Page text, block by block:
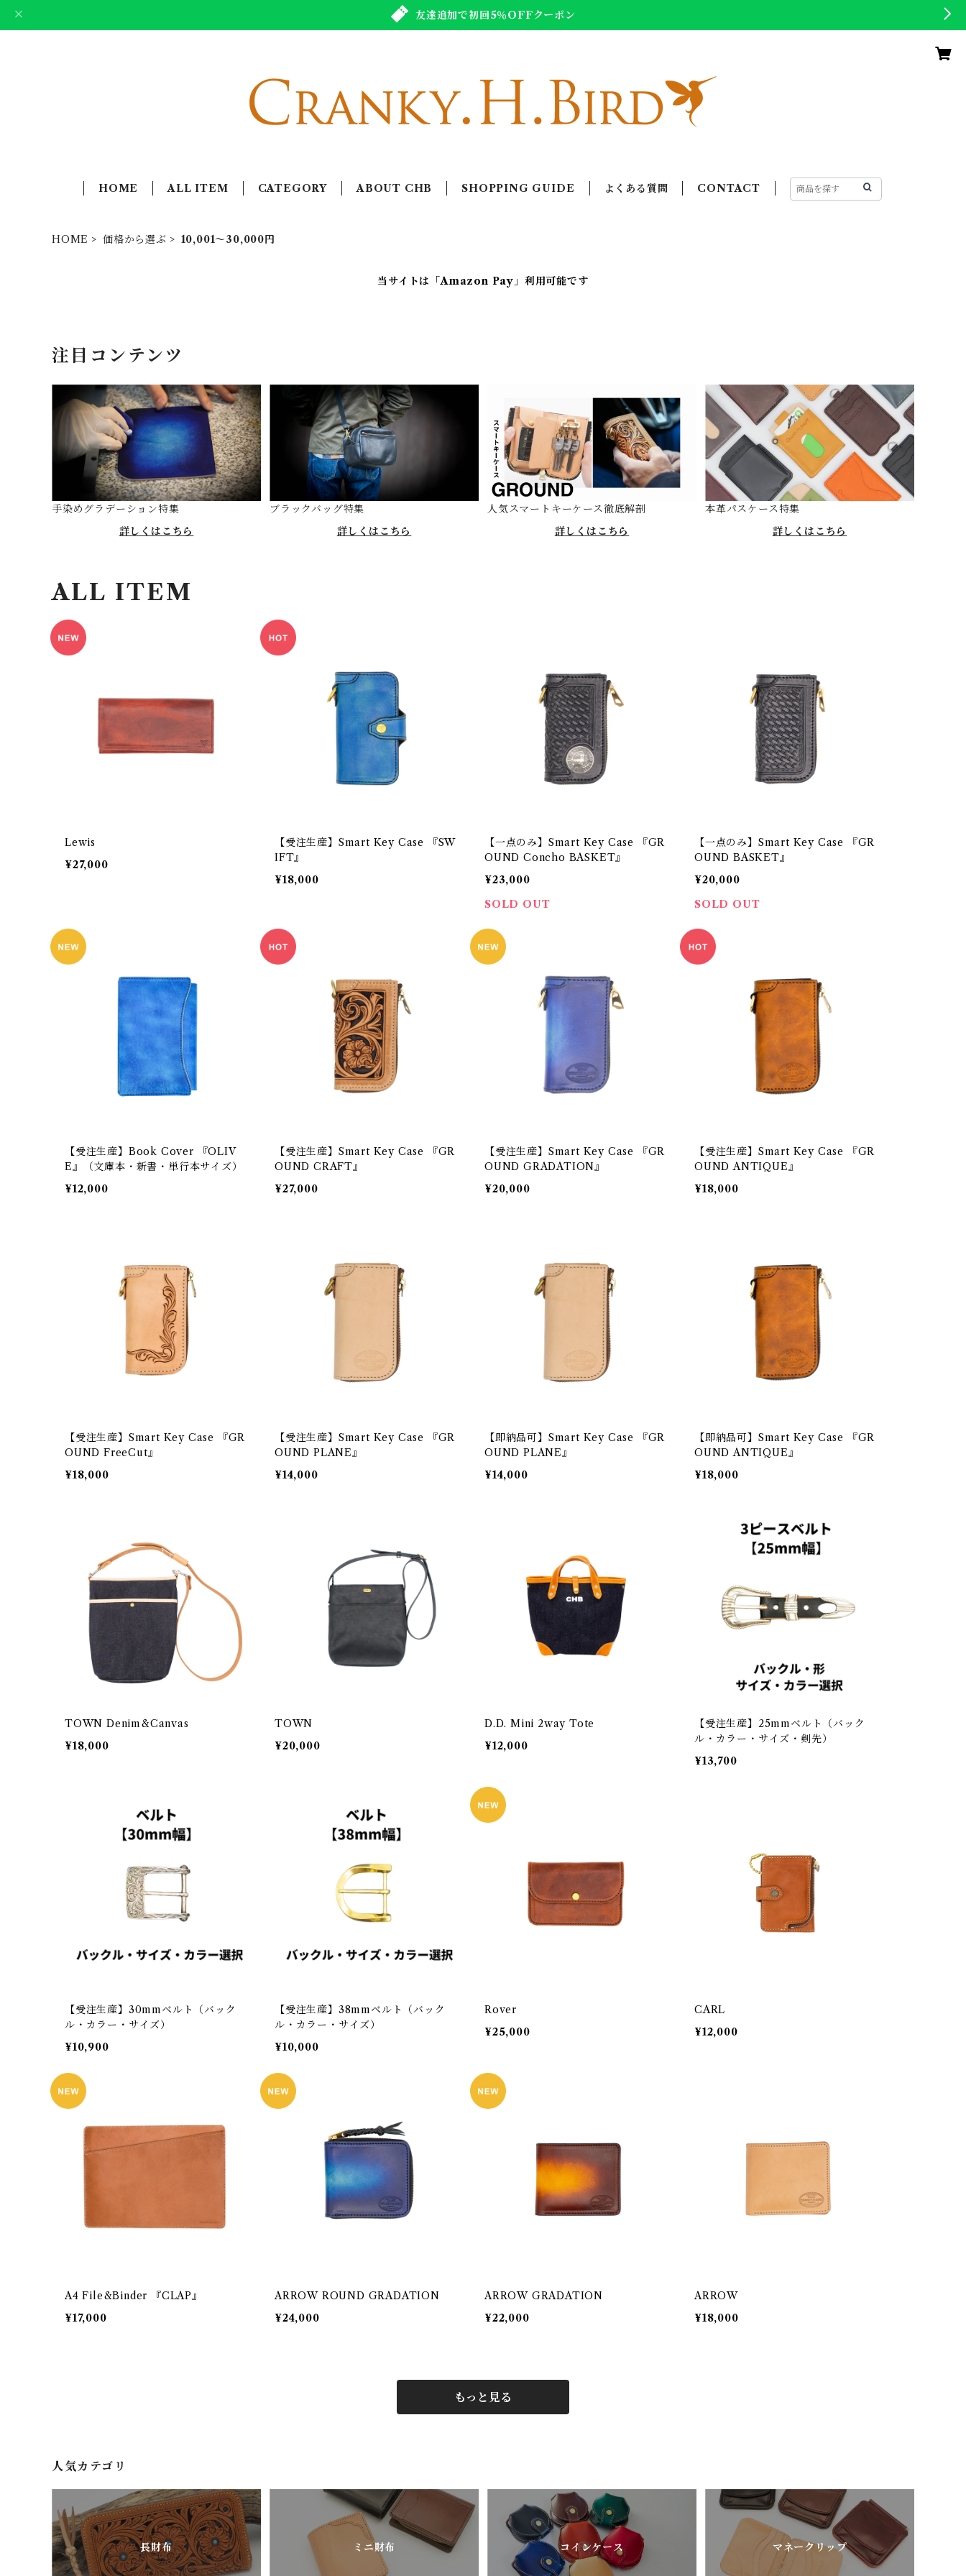
友達追加で初回5％OFFクーポン
HOME ALL ITEM CATEGORY ABOUT CHB SHOPPING GUIDE よくある質問 CONTACT
HOME 価格から選ぶ 10,001〜30,000円
当サイトは「Amazon Pay」利用可能です
注目コンテンツ
手染めグラデーション特集
詳しくはこちら
ブラックバッグ特集
詳しくはこちら
人気スマートキーケース徹底解剖
詳しくはこちら
本革パスケース特集
詳しくはこちら
ALL ITEM
Lewis
¥27,000
【受注生産】Smart Key Case 『SW
IFT』
¥18,000
【一点のみ】Smart Key Case 『GR
OUND Concho BASKET』
¥23,000
SOLD OUT
【一点のみ】Smart Key Case 『GR
OUND BASKET』
¥20,000
SOLD OUT
【受注生産】Book Cover 『OLIV
E』（文庫本・新書・単行本サイズ）
¥12,000
【受注生産】Smart Key Case 『GR
OUND CRAFT』
¥27,000
【受注生産】Smart Key Case 『GR
OUND GRADATION』
¥20,000
【受注生産】Smart Key Case 『GR
OUND ANTIQUE』
¥18,000
【受注生産】Smart Key Case 『GR
OUND FreeCut』
¥18,000
【受注生産】Smart Key Case 『GR
OUND PLANE』
¥14,000
【即納品可】Smart Key Case 『GR
OUND PLANE』
¥14,000
【即納品可】Smart Key Case 『GR
OUND ANTIQUE』
¥18,000
TOWN Denim&Canvas
¥18,000
TOWN
¥20,000
D.D. Mini 2way Tote
¥12,000
【受注生産】25mmベルト（バック
ル・カラー・サイズ・剣先）
¥13,700
【受注生産】30mmベルト（バック
ル・カラー・サイズ）
¥10,900
【受注生産】38mmベルト（バック
ル・カラー・サイズ）
¥10,000
Rover
¥25,000
CARL
¥12,000
A4 File&Binder 『CLAP』
¥17,000
ARROW ROUND GRADATION
¥24,000
ARROW GRADATION
¥22,000
ARROW
¥18,000
もっと見る
人気カテゴリ
長財布 ミニ財布 コインケース マネークリップ